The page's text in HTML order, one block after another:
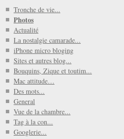
Tronche de vie...
Photos
Actualité
La nostalgie camarade...
iPhone micro bloging
Sites et autres blog...
Bouquins, Zique et toutim...
Mac attitude…
Des mots...
General
Vue de la chambre...
Tag à la con...
Googlerie...